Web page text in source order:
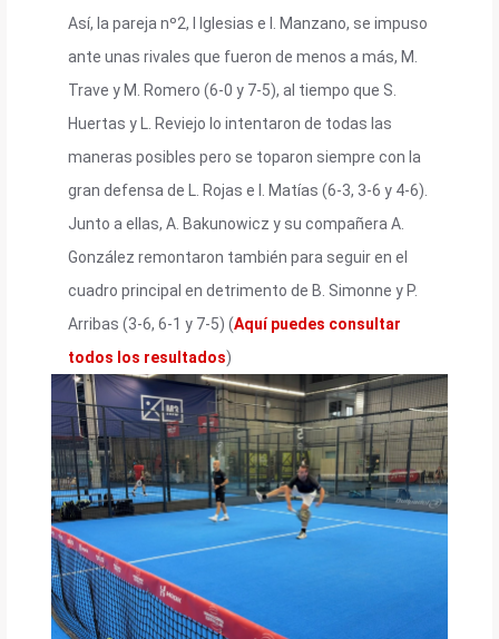
Así, la pareja nº2, I Iglesias e I. Manzano, se impuso
ante unas rivales que fueron de menos a más, M.
Trave y M. Romero (6-0 y 7-5), al tiempo que S.
Huertas y L. Reviejo lo intentaron de todas las
maneras posibles pero se toparon siempre con la
gran defensa de L. Rojas e I. Matías (6-3, 3-6 y 4-6).
Junto a ellas, A. Bakunowicz y su compañera A.
González remontaron también para seguir en el
cuadro principal en detrimento de B. Simonne y P.
Arribas (3-6, 6-1 y 7-5) (Aquí puedes consultar
todos los resultados)